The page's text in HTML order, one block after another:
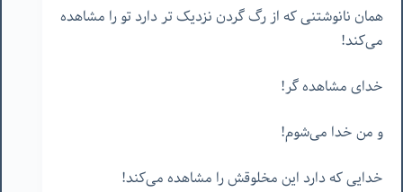
همان نانوشتنی که از رگ گردن نزدیک تر دارد تو را مشاهده
می‌کند!
خدای مشاهده گر!
و من خدا می‌شوم!
خدایی که دارد این مخلوقش را مشاهده می‌کند!